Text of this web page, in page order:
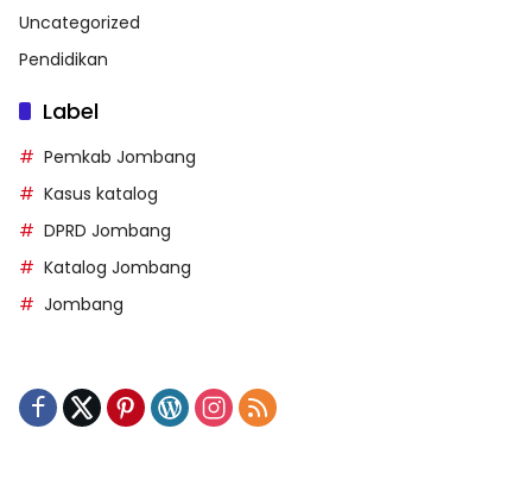
Uncategorized
Pendidikan
Label
Pemkab Jombang
Kasus katalog
DPRD Jombang
Katalog Jombang
Jombang